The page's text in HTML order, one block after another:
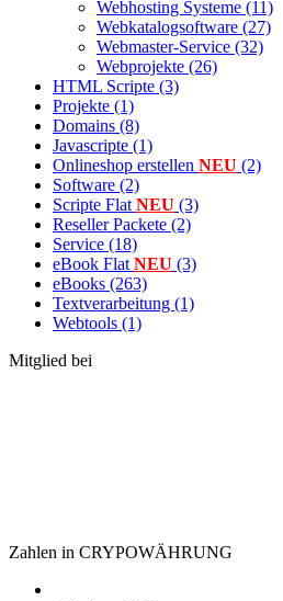
Webhosting Systeme (11)
Webkatalogsoftware (27)
Webmaster-Service (32)
Webprojekte (26)
HTML Scripte (3)
Projekte (1)
Domains (8)
Javascripte (1)
Onlineshop erstellen NEU (2)
Software (2)
Scripte Flat NEU (3)
Reseller Packete (2)
Service (18)
eBook Flat NEU (3)
eBooks (263)
Textverarbeitung (1)
Webtools (1)
Mitglied bei
Zahlen in CRYPOWÄHRUNG